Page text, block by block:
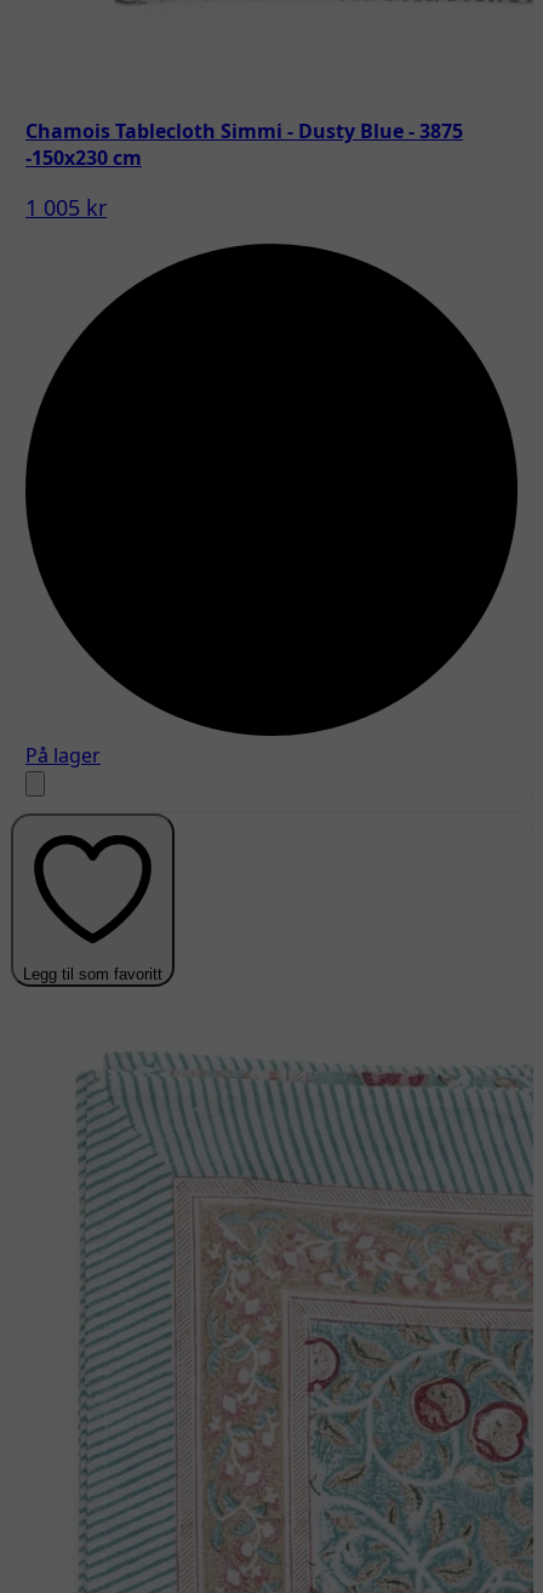
Chamois Tablecloth Simmi - Dusty Blue - 3875
-150x230 cm
1 005 kr
På lager
Legg til som favoritt